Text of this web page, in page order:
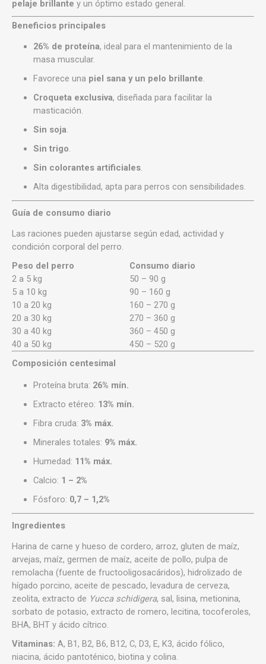
pelaje brillante y un óptimo estado general.
Beneficios principales
26% de proteína, ideal para el mantenimiento de la
masa muscular.
Favorece una piel sana y un pelo brillante.
Croqueta exclusiva, diseñada para facilitar la
masticación.
Sin soja.
Sin trigo.
Sin colorantes artificiales.
Alta digestibilidad, apta para perros con sensibilidades.
Guía de consumo diario
Las raciones pueden ajustarse según edad, actividad y
condición corporal del perro.
Peso del perro
Consumo diario
2 a 5 kg
50 – 90 g
5 a 10 kg
90 – 160 g
10 a 20 kg
160 – 270 g
20 a 30 kg
270 – 360 g
30 a 40 kg
360 – 450 g
40 a 50 kg
450 – 520 g
Composición centesimal
Proteína bruta: 26% mín.
Extracto etéreo: 13% mín.
Fibra cruda: 3% máx.
Minerales totales: 9% máx.
Humedad: 11% máx.
Calcio: 1 – 2%
Fósforo: 0,7 – 1,2%
Ingredientes
Harina de carne y hueso de cordero, arroz, gluten de maíz,
arvejas, maíz, germen de maíz, aceite de pollo, pulpa de
remolacha (fuente de fructooligosacáridos), hidrolizado de
hígado porcino, aceite de pescado, levadura de cerveza,
zeolita, extracto de Yucca schidigera, sal, lisina, metionina,
sorbato de potasio, extracto de romero, lecitina, tocoferoles,
BHA, BHT y ácido cítrico.
Vitaminas: A, B1, B2, B6, B12, C, D3, E, K3, ácido fólico,
niacina, ácido pantoténico, biotina y colina.